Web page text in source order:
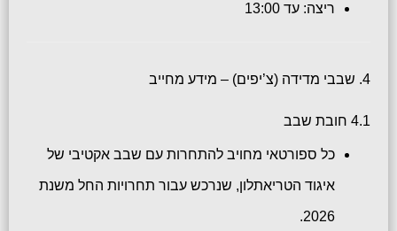
ריצה: עד 13:00
4. שבבי מדידה (צ’יפים) – מידע מחייב
4.1 חובת שבב
כל ספורטאי מחויב להתחרות עם שבב אקטיבי של
איגוד הטריאתלון, שנרכש עבור תחרויות החל משנת
2026.